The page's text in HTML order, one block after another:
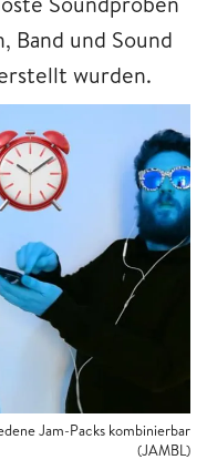
Band und Sound
wurden.
Jam-Packs kombinierbar
(JAMBL)